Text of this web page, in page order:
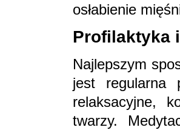
osłabienie
Profilaktyka
Najlepszym
jest regularna
relaksacyjne,
twarzy.